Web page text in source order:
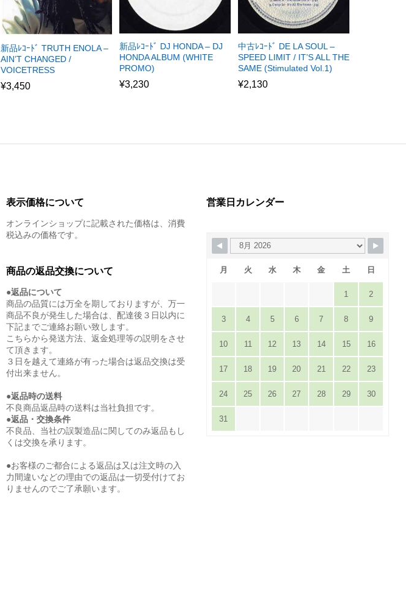
新品ﾚｺｰﾄﾞ TRUTH ENOLA –
AIN’T CHANGED /
VOICETRESS
¥3,450
新品ﾚｺｰﾄﾞ DJ HONDA – DJ
HONDA ALBUM (WHITE
PROMO)
¥3,230
中古ﾚｺｰﾄﾞ DE LA SOUL –
SPEED LIMIT / IT’S ALL THE
SAME (Stimulated Vol.1)
¥2,130
表示価格について
オンラインショップに記載された価格は、消費
税込みの価格です。
商品の返品交換について
●返品について
商品の品質には万全を期しておりますが、万一
商品不良が発生した場合は、配達後３日以内に
下記までご連絡お願い致します。
こちらから発送方法、返金処理等の説明をさせ
て頂きます。
３日を越えて連絡が有った場合は返品交換は受
付出来ません。
●返品時の送料
不良商品返品時の送料は当社負担です。
●返品・交換条件
不良品、当社の誤製造品に関してのみ返品もし
くは交換を承ります。
●お客様のご都合による返品は又は注文時の入
力間違いなどの理由での返品は一切受付けてお
りませんのでご了承願います。
営業日カレンダー
月 火 水 木 金 土 日
1 2
3 4 5 6 7 8 9
10 11 12 13 14 15 16
17 18 19 20 21 22 23
24 25 26 27 28 29 30
31